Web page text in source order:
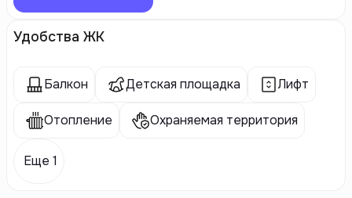
Удобства ЖК
Балкон Детская площадка Лифт
Отопление Охраняемая территория
Еще 1